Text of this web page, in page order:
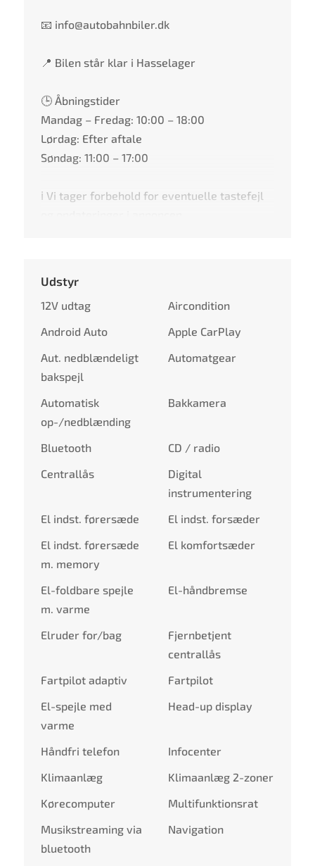
📧 info@autobahnbiler.dk
📍 Bilen står klar i Hasselager
🕒 Åbningstider
Mandag – Fredag: 10:00 – 18:00
Lørdag: Efter aftale
Søndag: 11:00 – 17:00
ℹ️ Vi tager forbehold for eventuelle tastefejl
Udstyr
12V udtag
Aircondition
Android Auto
Apple CarPlay
Aut. nedblændeligt
bakspejl
Automatgear
Automatisk
op-/nedblænding
Bakkamera
Bluetooth
CD / radio
Centrallås
Digital
instrumentering
El indst. førersæde
El indst. forsæder
El indst. førersæde
m. memory
El komfortsæder
El-foldbare spejle
m. varme
El-håndbremse
Elruder for/bag
Fjernbetjent
centrallås
Fartpilot adaptiv
Fartpilot
El-spejle med
varme
Head-up display
Håndfri telefon
Infocenter
Klimaanlæg
Klimaanlæg 2-zoner
Kørecomputer
Multifunktionsrat
Musikstreaming via
bluetooth
Navigation